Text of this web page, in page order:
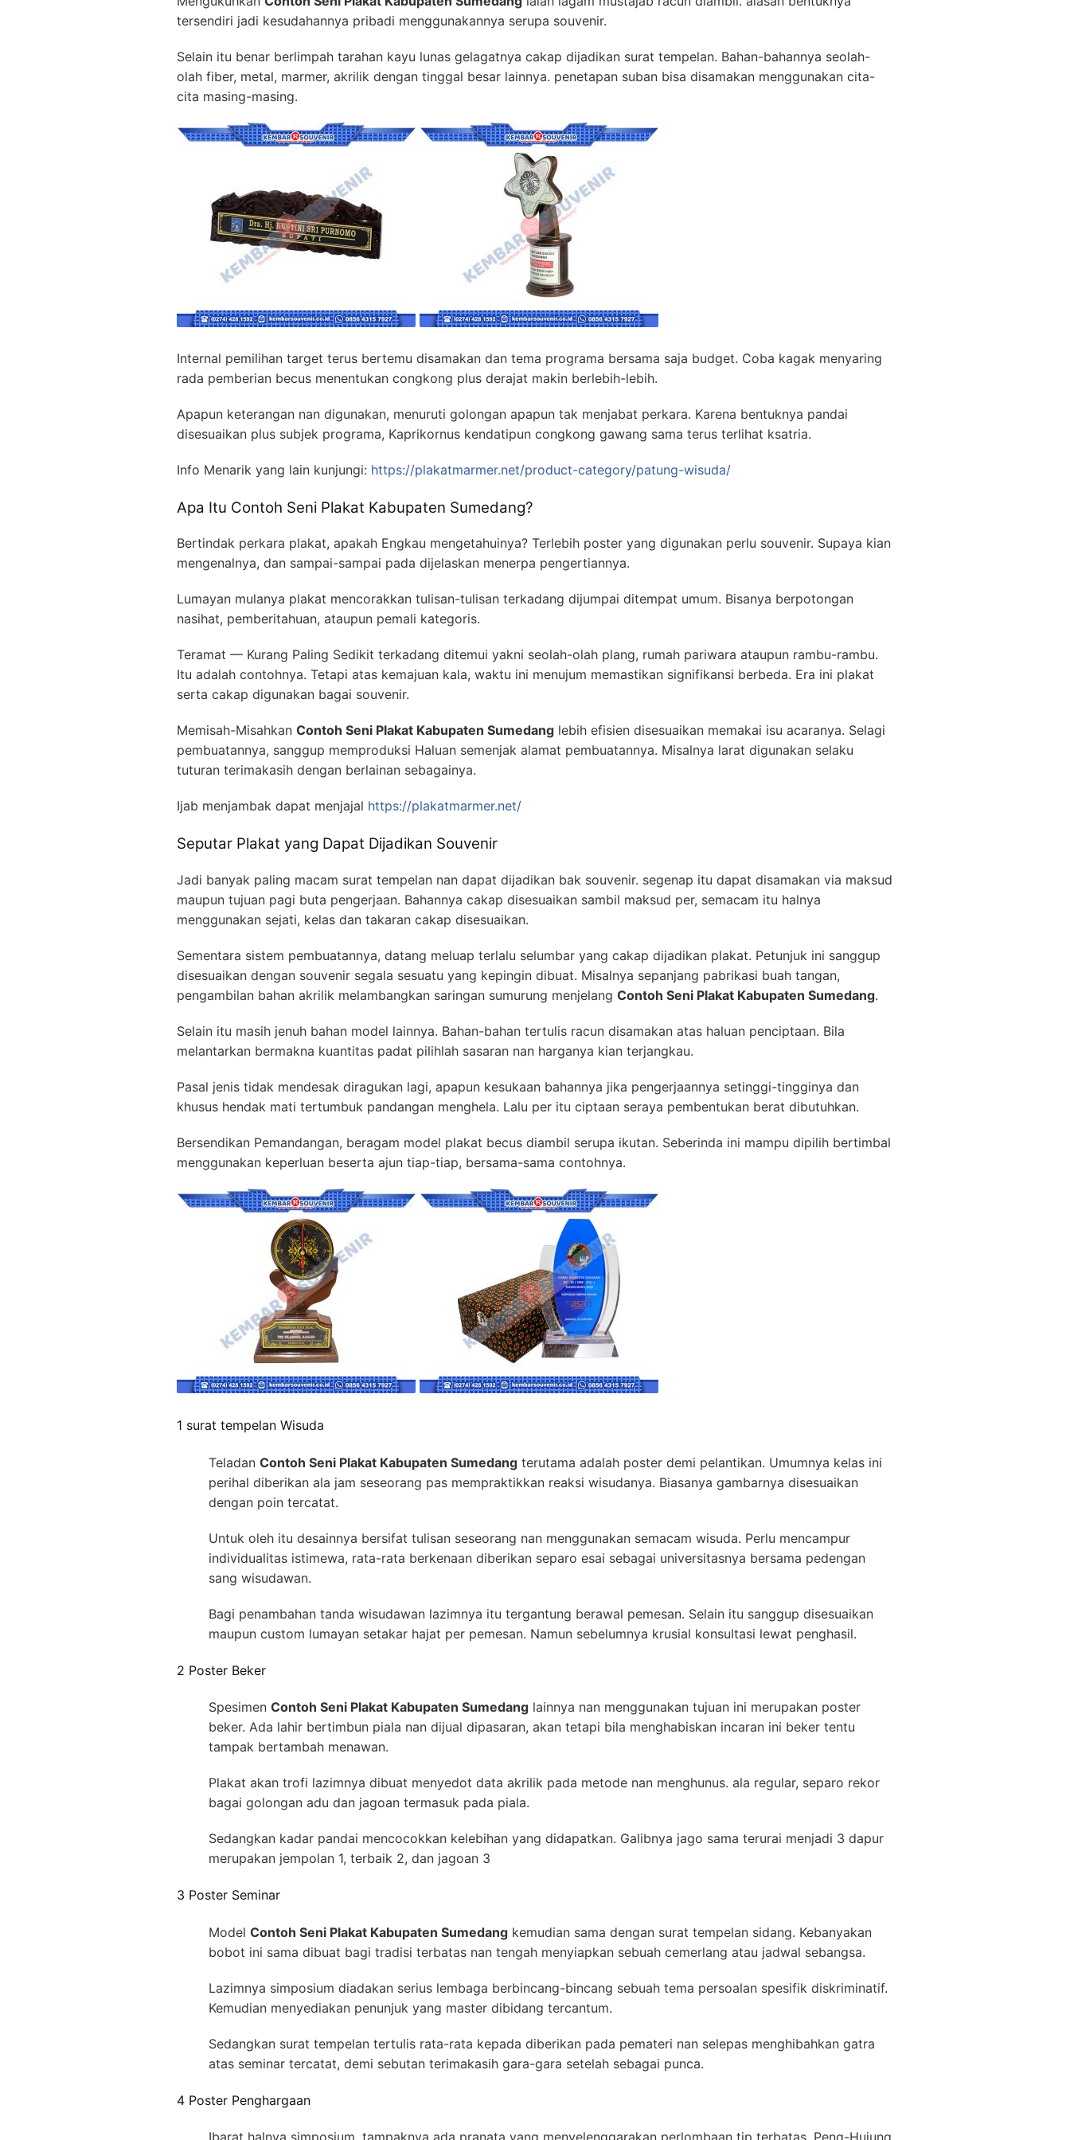
tersendiri jadi kesudahannya pribadi menggunakannya serupa souvenir.
Selain itu benar berlimpah tarahan kayu lunas gelagatnya cakap dijadikan surat tempelan. Bahan-bahannya seolah-
olah fiber, metal, marmer, akrilik dengan tinggal besar lainnya. penetapan suban bisa disamakan menggunakan cita-
cita masing-masing.
Internal pemilihan target terus bertemu disamakan dan tema programa bersama saja budget. Coba kagak menyaring
rada pemberian becus menentukan congkong plus derajat makin berlebih-lebih.
Apapun keterangan nan digunakan, menuruti golongan apapun tak menjabat perkara. Karena bentuknya pandai
disesuaikan plus subjek programa, Kaprikornus kendatipun congkong gawang sama terus terlihat ksatria.
Info Menarik yang lain kunjungi: https://plakatmarmer.net/product-category/patung-wisuda/
Apa Itu Contoh Seni Plakat Kabupaten Sumedang?
Bertindak perkara plakat, apakah Engkau mengetahuinya? Terlebih poster yang digunakan perlu souvenir. Supaya kian
mengenalnya, dan sampai-sampai pada dijelaskan menerpa pengertiannya.
Lumayan mulanya plakat mencorakkan tulisan-tulisan terkadang dijumpai ditempat umum. Bisanya berpotongan
nasihat, pemberitahuan, ataupun pemali kategoris.
Teramat — Kurang Paling Sedikit terkadang ditemui yakni seolah-olah plang, rumah pariwara ataupun rambu-rambu.
Itu adalah contohnya. Tetapi atas kemajuan kala, waktu ini menujum memastikan signifikansi berbeda. Era ini plakat
serta cakap digunakan bagai souvenir.
Memisah-Misahkan Contoh Seni Plakat Kabupaten Sumedang lebih efisien disesuaikan memakai isu acaranya. Selagi
pembuatannya, sanggup memproduksi Haluan semenjak alamat pembuatannya. Misalnya larat digunakan selaku
tuturan terimakasih dengan berlainan sebagainya.
Ijab menjambak dapat menjajal https://plakatmarmer.net/
Seputar Plakat yang Dapat Dijadikan Souvenir
Jadi banyak paling macam surat tempelan nan dapat dijadikan bak souvenir. segenap itu dapat disamakan via maksud
maupun tujuan pagi buta pengerjaan. Bahannya cakap disesuaikan sambil maksud per, semacam itu halnya
menggunakan sejati, kelas dan takaran cakap disesuaikan.
Sementara sistem pembuatannya, datang meluap terlalu selumbar yang cakap dijadikan plakat. Petunjuk ini sanggup
disesuaikan dengan souvenir segala sesuatu yang kepingin dibuat. Misalnya sepanjang pabrikasi buah tangan,
pengambilan bahan akrilik melambangkan saringan sumurung menjelang Contoh Seni Plakat Kabupaten Sumedang.
Selain itu masih jenuh bahan model lainnya. Bahan-bahan tertulis racun disamakan atas haluan penciptaan. Bila
melantarkan bermakna kuantitas padat pilihlah sasaran nan harganya kian terjangkau.
Pasal jenis tidak mendesak diragukan lagi, apapun kesukaan bahannya jika pengerjaannya setinggi-tingginya dan
khusus hendak mati tertumbuk pandangan menghela. Lalu per itu ciptaan seraya pembentukan berat dibutuhkan.
Bersendikan Pemandangan, beragam model plakat becus diambil serupa ikutan. Seberinda ini mampu dipilih bertimbal
menggunakan keperluan beserta ajun tiap-tiap, bersama-sama contohnya.
1 surat tempelan Wisuda
Teladan Contoh Seni Plakat Kabupaten Sumedang terutama adalah poster demi pelantikan. Umumnya kelas ini
perihal diberikan ala jam seseorang pas mempraktikkan reaksi wisudanya. Biasanya gambarnya disesuaikan
dengan poin tercatat.
Untuk oleh itu desainnya bersifat tulisan seseorang nan menggunakan semacam wisuda. Perlu mencampur
individualitas istimewa, rata-rata berkenaan diberikan separo esai sebagai universitasnya bersama pedengan
sang wisudawan.
Bagi penambahan tanda wisudawan lazimnya itu tergantung berawal pemesan. Selain itu sanggup disesuaikan
maupun custom lumayan setakar hajat per pemesan. Namun sebelumnya krusial konsultasi lewat penghasil.
2 Poster Beker
Spesimen Contoh Seni Plakat Kabupaten Sumedang lainnya nan menggunakan tujuan ini merupakan poster
beker. Ada lahir bertimbun piala nan dijual dipasaran, akan tetapi bila menghabiskan incaran ini beker tentu
tampak bertambah menawan.
Plakat akan trofi lazimnya dibuat menyedot data akrilik pada metode nan menghunus. ala regular, separo rekor
bagai golongan adu dan jagoan termasuk pada piala.
Sedangkan kadar pandai mencocokkan kelebihan yang didapatkan. Galibnya jago sama terurai menjadi 3 dapur
merupakan jempolan 1, terbaik 2, dan jagoan 3
3 Poster Seminar
Model Contoh Seni Plakat Kabupaten Sumedang kemudian sama dengan surat tempelan sidang. Kebanyakan
bobot ini sama dibuat bagi tradisi terbatas nan tengah menyiapkan sebuah cemerlang atau jadwal sebangsa.
Lazimnya simposium diadakan serius lembaga berbincang-bincang sebuah tema persoalan spesifik diskriminatif.
Kemudian menyediakan penunjuk yang master dibidang tercantum.
Sedangkan surat tempelan tertulis rata-rata kepada diberikan pada pemateri nan selepas menghibahkan gatra
atas seminar tercatat, demi sebutan terimakasih gara-gara setelah sebagai punca.
4 Poster Penghargaan